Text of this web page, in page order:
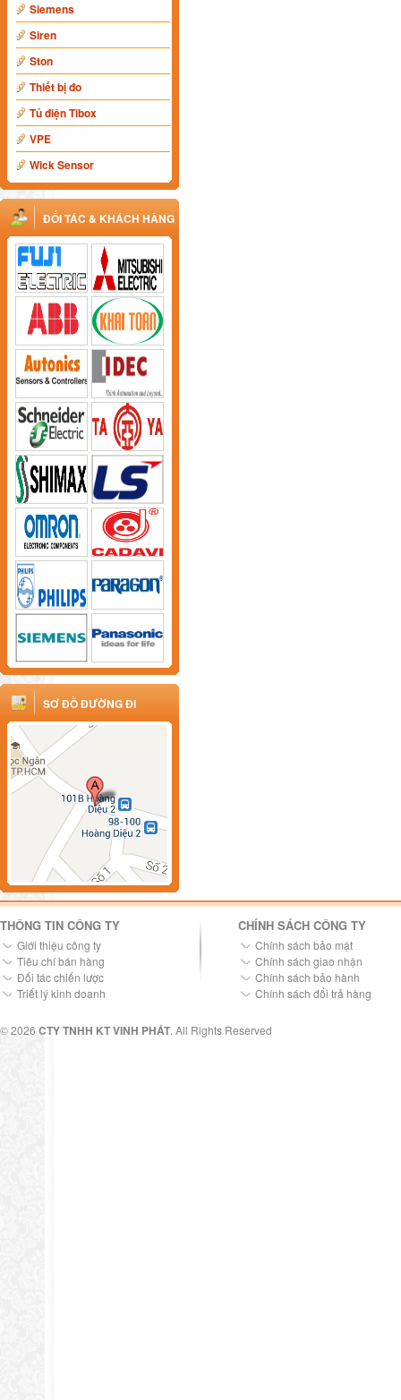
Siemens
Siren
Ston
Thiết bị đo
Tủ điện Tibox
VPE
Wick Sensor
ĐỐI TÁC & KHÁCH HÀNG
SƠ ĐỒ ĐƯỜNG ĐI
THÔNG TIN CÔNG TY
Giới thiệu công ty
Tiêu chí bán hàng
Đối tác chiến lược
Triết lý kinh doanh
CHÍNH SÁCH CÔNG TY
Chính sách bảo mật
Chính sách giao nhận
Chính sách bảo hành
Chính sách đổi trả hàng
© 2026 CTY TNHH KT VINH PHÁT. All Rights Reserved